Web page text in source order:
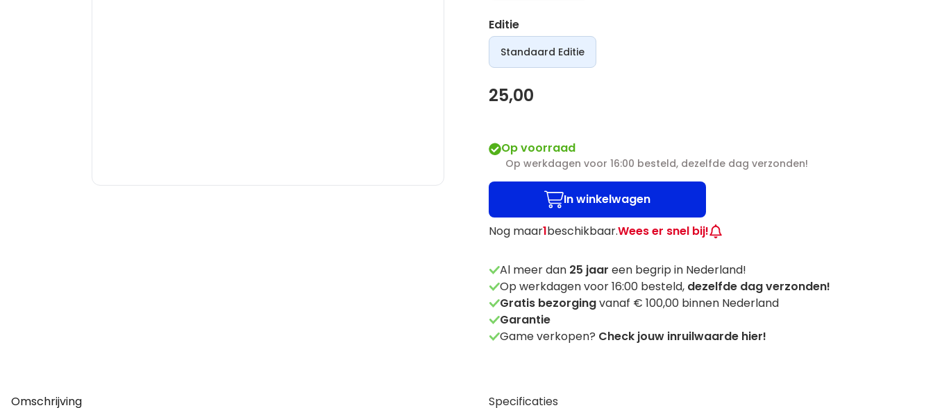
Editie
Standaard Editie
25,00
Op voorraad
Op werkdagen voor 16:00 besteld, dezelfde dag verzonden!
In winkelwagen
Nog maar1beschikbaar.Wees er snel bij!
Al meer dan 25 jaar een begrip in Nederland!
Op werkdagen voor 16:00 besteld, dezelfde dag verzonden!
Gratis bezorgingvanaf € 100,00 binnen Nederland
Garantie
Game verkopen? Check jouw inruilwaarde hier!
Omschrijving Specificaties